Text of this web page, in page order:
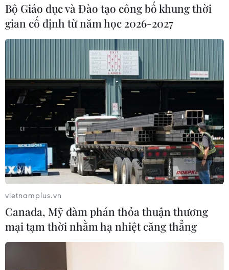
Cơ hội lớn biến phụ phẩm lúa gạo thành
mặt hàng xuất khẩu chủ lực
08/05/2025 22:25
Mỗi năm Việt Nam sản xuất 5 triệu tấn cám gạo, nếu
được chế biến sâu và đáp ứng các tiêu chuẩn nhập
khẩu, đây có thể trở thành mặt hàng xuất khẩu chủ lực,
đóng góp đáng kể vào chuỗi giá trị nông sản.
Bộ Giáo dục và Đào tạo công bố khung thời
gian cố định từ năm học 2026-2027
vietnamplus.vn
Canada, Mỹ đàm phán thỏa thuận thương
mại tạm thời nhằm hạ nhiệt căng thẳng